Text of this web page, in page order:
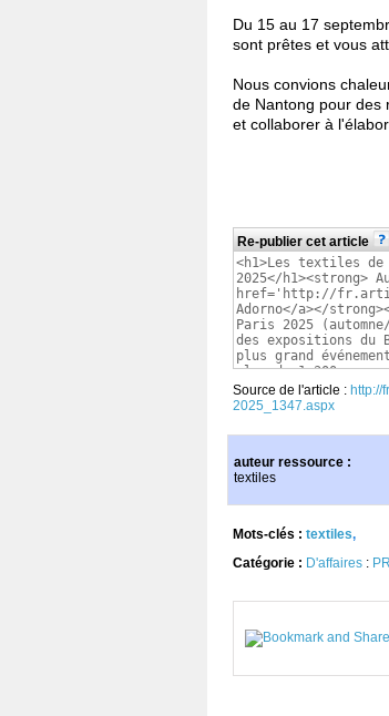
Du 15 au 17
sont prêtes et vous
Nous convions
de Nantong pour des
et collaborer à
Re-publier cet article
Source de l'article : http://
2025_1347.aspx
auteur ressource :
textiles
Mots-clés : textiles,
Catégorie : D'affaires : PR